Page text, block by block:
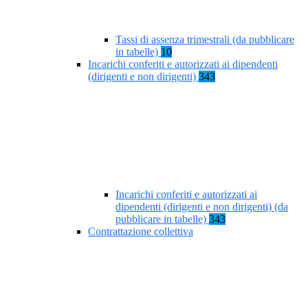
Tassi di assenza trimestrali (da pubblicare
in tabelle) 10
Incarichi conferiti e autorizzati ai dipendenti
(dirigenti e non dirigenti) 343
Incarichi conferiti e autorizzati ai
dipendenti (dirigenti e non dirigenti) (da
pubblicare in tabelle) 343
Contrattazione collettiva